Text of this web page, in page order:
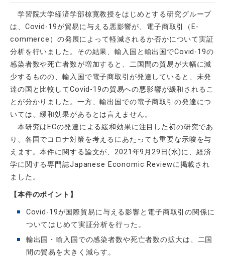
学習院大学経済学部椋寛教授をはじめとする研究グループ
は、Covid-19が貿易に与える悪影響が、電子商取引（E-
commerce）の発展によって軽減されるか否かについて実証
分析を行いました。その結果、輸入国と輸出国でCovid-19の
感染者数や死亡者数が増加すると、二国間の貿易が大幅に減
少するものの、輸入国で電子商取引が発達していると、未発
達の国と比較してCovid-19の貿易への悪影響が緩和されるこ
とが分かりました。一方、輸出国での電子商取引の発達につ
いては、緩和効果があるとは言えません。
本研究はECの発達による緩和効果に注目した初の研究であ
り、各国でコロナ対策を考えるにあたっても重要な示唆を与
えます。本件に関する論文が、2021年9月29日(水)に、経済
学に関する専門誌Japanese Economic Reviewに掲載され
ました。
【本件のポイント】
Covid-19が国際貿易に与える影響と電子商取引の関係に
ついてはじめて実証分析を行った。
輸出国・輸入国での感染者数や死亡者数の拡大は、二国
間の貿易を大きく減らす。